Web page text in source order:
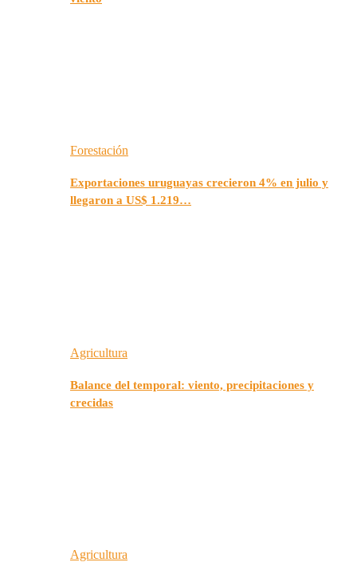
Forestación
Exportaciones uruguayas crecieron 4% en julio y
llegaron a US$ 1.219…
Agricultura
Balance del temporal: viento, precipitaciones y
crecidas
Agricultura